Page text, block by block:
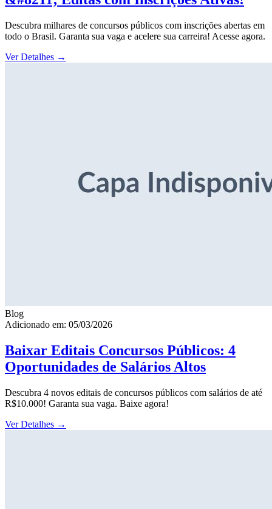
Descubra milhares de concursos públicos com inscrições abertas em
todo o Brasil. Garanta sua vaga e acelere sua carreira! Acesse agora.
Ver Detalhes →
Blog
Adicionado em: 05/03/2026
Baixar Editais Concursos Públicos: 4
Oportunidades de Salários Altos
Descubra 4 novos editais de concursos públicos com salários de até
R$10.000! Garanta sua vaga. Baixe agora!
Ver Detalhes →